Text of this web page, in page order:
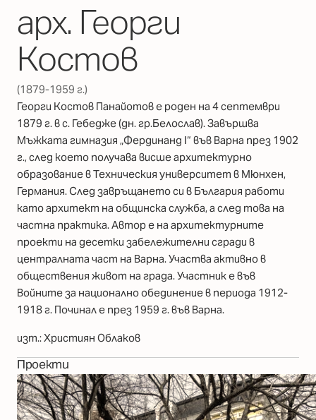
арх. Георги
Костов
(1879-1959 г.)
Георги Костов Панайотов е роден на 4 септември
1879 г. в с. Гебедже (дн. гр.Белослав). Завършва
Мъжката гимназия „Фердинанд I“ във Варна през 1902
г., след което получава висше архитектурно
образование в Техническия университет в Мюнхен,
Германия. След завръщането си в България работи
като архитект на общинска служба, а след това на
частна практика. Автор е на архитектурните
проекти на десетки забележителни сгради в
централната част на Варна. Участва активно в
обществения живот на града. Участник е във
Войните за национално обединение в периода 1912-
1918 г. Починал е през 1959 г. във Варна.
изт.: Християн Облаков
Проекти